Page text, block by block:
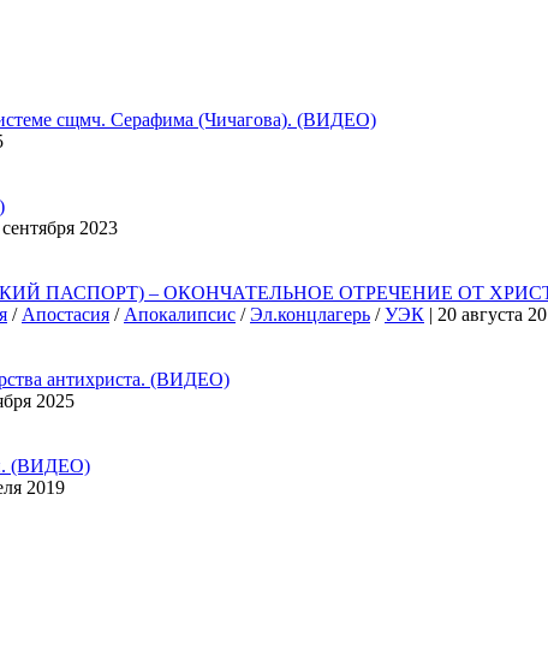
сщмч. Серафима (Чичагова). (ВИДЕО)
2023
ПАСПОРТ) – ОКОНЧАТЕЛЬНОЕ ОТРЕЧЕНИЕ ОТ
/ Апостасия / Апокалипсис /Эл.концлагерь /УЭК | 20 августа
антихриста. (ВИДЕО)
2025
(ВИДЕО)
2019